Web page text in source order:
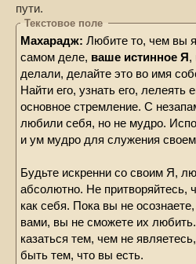
пути.
Текстовое поле
Махарадж: Любите то, чем вы
самом деле, ваше истинное Я,
делали, делайте это во имя
Найти его, узнать его, лелеять
основное стремление. С
любили себя, но не мудро.
и ум мудро для служения
Будьте искренни со своим Я,
абсолютно. Не притворяйтесь,
как себя. Пока вы не
вами, вы не сможете их
казаться тем, чем не
быть тем, что вы есть.